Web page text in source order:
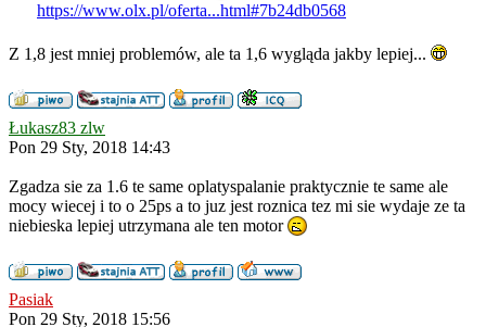
https://www.olx.pl/oferta...html#7b24db0568
Z 1,8 jest mniej problemów, ale ta 1,6 wygląda jakby lepiej...
Łukasz83 zlw
Pon 29 Sty, 2018 14:43
Zgadza sie za 1.6 te same oplatyspalanie praktycznie te same ale
mocy wiecej i to o 25ps a to juz jest roznica tez mi sie wydaje ze ta
niebieska lepiej utrzymana ale ten motor
Pasiak
Pon 29 Sty, 2018 15:56